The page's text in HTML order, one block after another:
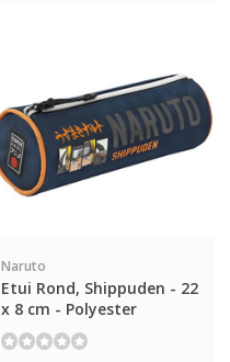
Naruto
Etui Rond, Shippuden - 22
x 8 cm - Polyester